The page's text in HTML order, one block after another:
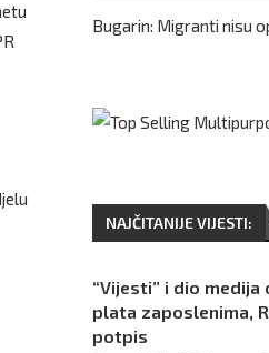
Bugarin: Migranti nisu
NAJČITANIJE VIJESTI:
“Vijesti” i dio medija
plata zaposlenima,
potpis